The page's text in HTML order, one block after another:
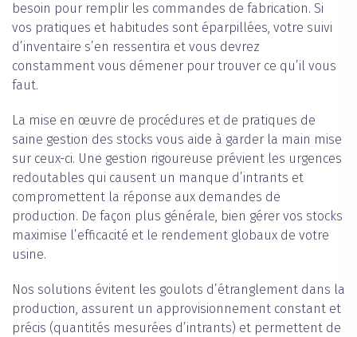
besoin pour remplir les commandes de fabrication. Si
vos pratiques et habitudes sont éparpillées, votre suivi
d’inventaire s’en ressentira et vous devrez
constamment vous démener pour trouver ce qu’il vous
faut.
La mise en œuvre de procédures et de pratiques de
saine gestion des stocks vous aide à garder la main mise
sur ceux-ci. Une gestion rigoureuse prévient les urgences
redoutables qui causent un manque d’intrants et
compromettent la réponse aux demandes de
production. De façon plus générale, bien gérer vos stocks
maximise l’efficacité et le rendement globaux de votre
usine.
Nos solutions évitent les goulots d’étranglement dans la
production, assurent un approvisionnement constant et
précis (quantités mesurées d’intrants) et permettent de